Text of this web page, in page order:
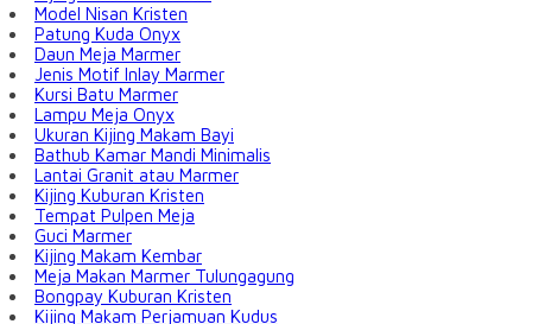
Model Nisan Kristen
Patung Kuda Onyx
Daun Meja Marmer
Jenis Motif Inlay Marmer
Kursi Batu Marmer
Lampu Meja Onyx
Ukuran Kijing Makam Bayi
Bathub Kamar Mandi Minimalis
Lantai Granit atau Marmer
Kijing Kuburan Kristen
Tempat Pulpen Meja
Guci Marmer
Kijing Makam Kembar
Meja Makan Marmer Tulungagung
Bongpay Kuburan Kristen
Kijing Makam Perjamuan Kudus